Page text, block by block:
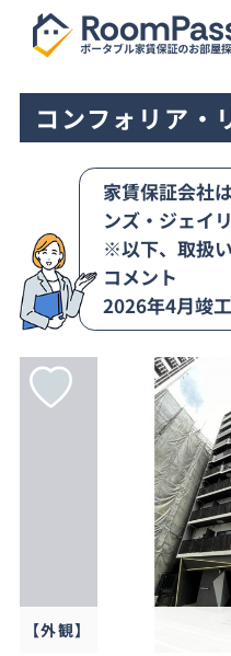
コンフォリア・
家賃保証会社
ンズ・ジェイ
※以下、取扱
コメント
2026年4月竣
【外観】